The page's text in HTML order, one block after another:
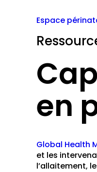
Espace
en
Global Health
et les
l’allaitement,